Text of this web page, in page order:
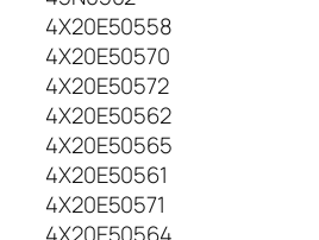
p
i
u
t
e
r
o
į
4X20E50558
4X20E50570
4X20E50572
4X20E50562
4X20E50565
4X20E50561
4X20E50571